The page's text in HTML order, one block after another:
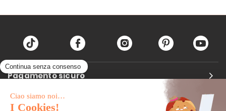
Pagamento sicuro
Carta di credito